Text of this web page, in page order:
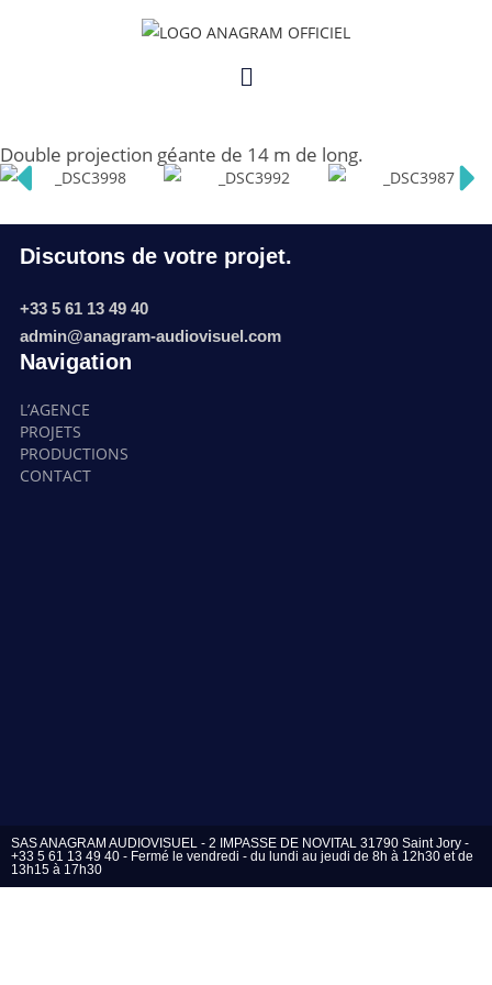
Parc de la Préhistoire de Tarascon – Art
Double projection géante de 14 m de long.
Discutons de votre projet.
+33 5 61 13 49 40
admin@anagram-audiovisuel.com
Navigation
L’AGENCE
PROJETS
PRODUCTIONS
CONTACT
SAS ANAGRAM AUDIOVISUEL - 2 IMPASSE DE NOVITAL 31790 Saint Jory -
+33 5 61 13 49 40 - Fermé le vendredi - du lundi au jeudi de 8h à 12h30 et de
13h15 à 17h30